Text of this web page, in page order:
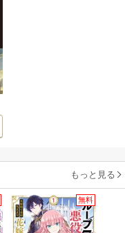
もっと見る
無料